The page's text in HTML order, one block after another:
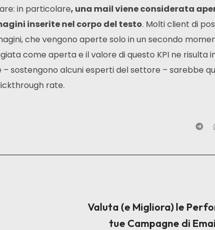
in particolare, una mail viene considerata
inserite nel corpo del testo. Molti client di
che vengono aperte solo in un secondo
come aperta e il valore di questo KPI ne risulta
– sostengono alcuni esperti del settore – sarebbe
rate.
Valuta (e Migliora) le
tue Campagne di